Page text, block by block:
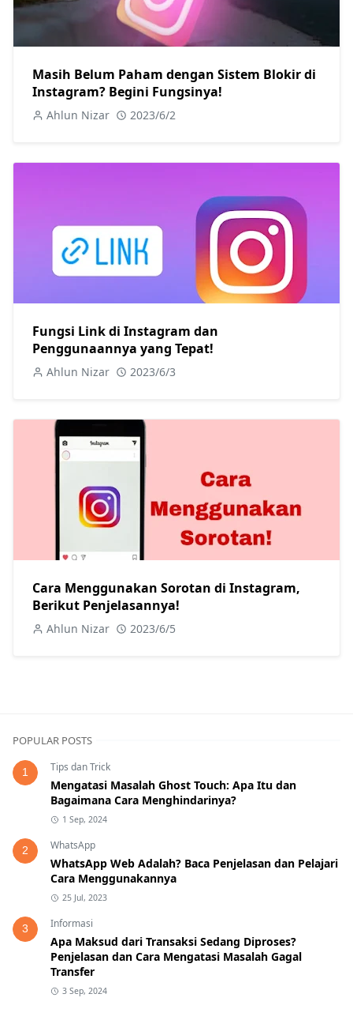
Masih Belum Paham dengan Sistem Blokir di
Instagram? Begini Fungsinya!
Ahlun Nizar 2023/6/2
Fungsi Link di Instagram dan
Penggunaannya yang Tepat!
Ahlun Nizar 2023/6/3
Cara Menggunakan Sorotan di Instagram,
Berikut Penjelasannya!
Ahlun Nizar 2023/6/5
POPULAR POSTS
1 Tips dan Trick
Mengatasi Masalah Ghost Touch: Apa Itu dan
Bagaimana Cara Menghindarinya?
1 Sep, 2024
2 WhatsApp
WhatsApp Web Adalah? Baca Penjelasan dan Pelajari
Cara Menggunakannya
25 Jul, 2023
3 Informasi
Apa Maksud dari Transaksi Sedang Diproses?
Penjelasan dan Cara Mengatasi Masalah Gagal
Transfer
3 Sep, 2024